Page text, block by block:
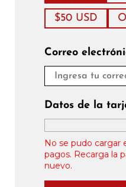
$50 USD
Correo
Datos de la
No se pudo cargar
pagos. Recarga la
nuevo.